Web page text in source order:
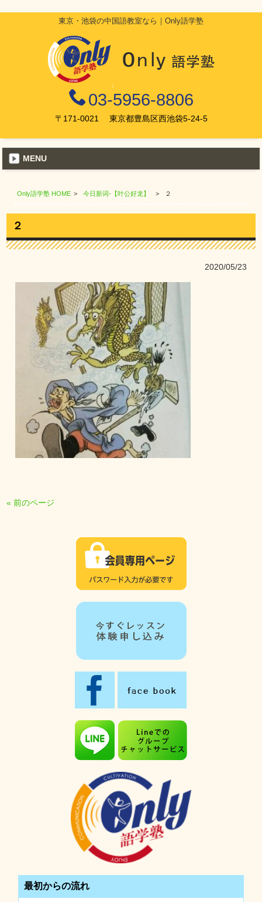
東京・池袋の中国語教室なら｜Only語学塾
03-5956-8806
〒171-0021 東京都豊島区西池袋5-24-5
MENU
Only語学塾 HOME > 今日新词-【叶公好龙】 > ２
２
2020/05/23
« 前のページ
最初からの流れ